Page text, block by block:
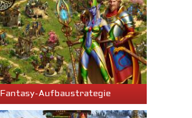
Fantasy-Aufbaustrategie